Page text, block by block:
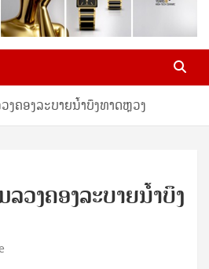
ງຄອງລະບາຍ​ນໍ້າບຶງ​ທາດຫຼວງ
ລວງຄອງລະບາຍ​ນໍ້າບຶງ​